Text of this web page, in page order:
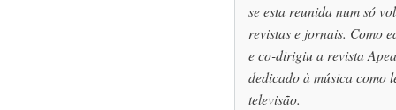
se esta reunida num só
revistas e jornais. Como
e co-dirigiu a revista
dedicado à música como
televisão.